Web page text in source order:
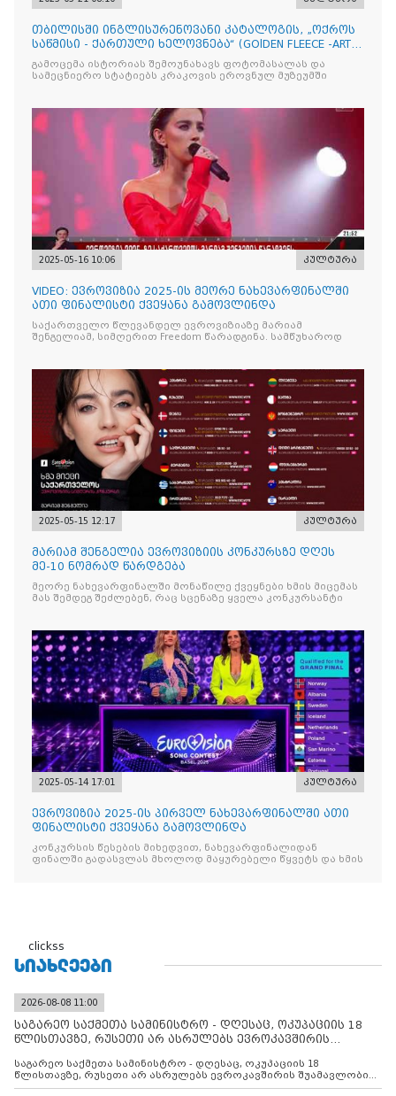
თბილისში ინგლისურენოვანი კატალოგის, „ოქროს
საწმისი - ქართული ხელოვნება“ (GOlDEN FLEECE -ART
OF GEORG
გამოცემა ისტორიას შემოუნახავს ფოტომასალას და
სამეცნიერო სტატიებს კრაკოვის ეროვნულ მუზეუმში
2025-05-16 10:06 კულტურა
VIDEO: ევროვიზია 2025-ის მეორე ნახევარფინალში
ათი ფინალისტი ქვეყანა გამოვლინდა
საქართველო წლევანდელ ევროვიზიაზე მარიამ
შენგელიამ, სიმღერით Freedom წარადგინა. სამწუხაროდ
2025-05-15 12:17 კულტურა
მარიამ შენგელია ევროვიზიის კონკურსზე დღეს
მე-10 ნომრად წარდგება
მეორე ნახევარფინალში მონაწილე ქვეყნები ხმის მიცემას
მას შემდეგ შეძლებენ, რაც სცენაზე ყველა კონკურსანტი
2025-05-14 17:01 კულტურა
ევროვიზია 2025-ის პირველ ნახევარფინალში ათი
ფინალისტი ქვეყანა გამოვლინდა
კონკურსის წესების მიხედვით, ნახევარფინალიდან
ფინალში გადასვლას მხოლოდ მაყურებელი წყვეტს და ხმის
clickss
ᲡᲘᲐᲮᲚᲔᲔᲑᲘ
2026-08-08 11:00
საგარეო საქმეთა სამინისტრო - დღესაც, ოკუპაციის 18
წლისთავზე, რუსეთი არ ასრულებს ევროკავშირის
საგარეო საქმეთა სამინისტრო - დღესაც, ოკუპაციის 18
წლისთავზე, რუსეთი არ ასრულებს ევროკავშირის შუამავლობით
დადებულ 2008 წლის 12 აგვისტოს ცეცხლის შეწყვეტის